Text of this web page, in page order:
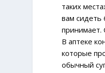
таких
вам сидеть
принимает.
В аптеке
которые
обычный